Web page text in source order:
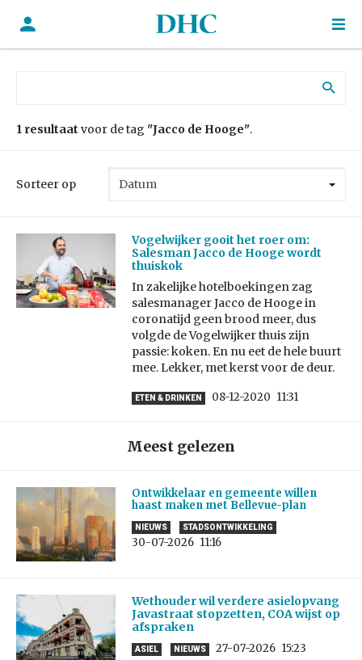
1 resultaat voor de tag "Jacco de Hooge".
Sorteer op
Vogelwijker gooit het roer om:
Salesman Jacco de Hooge wordt
thuiskok
In zakelijke hotelboekingen zag
salesmanager Jacco de Hooge in
coronatijd geen brood meer, dus
volgde de Vogelwijker thuis zijn
passie: koken. En nu eet de hele buurt
mee. Lekker, met kerst voor de deur.
ETEN & DRINKEN 08-12-2020 11:31
Meest gelezen
Ontwikkelaar en gemeente willen
haast maken met Bellevue-plan
NIEUWS STADSONTWIKKELING
30-07-2026 11:16
Wethouder wil verdere asielopvang
Javastraat stopzetten, COA wijst op
afspraken
ASIEL NIEUWS 27-07-2026 15:23